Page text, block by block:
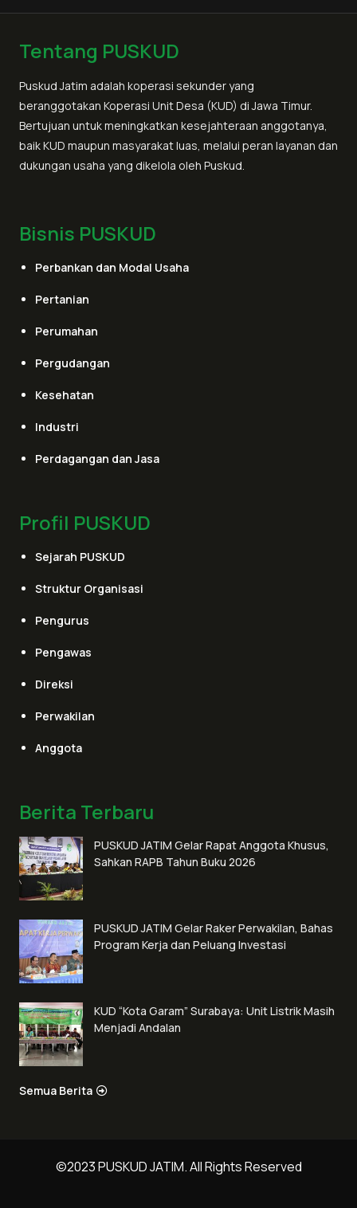
Tentang PUSKUD
Puskud Jatim adalah koperasi sekunder yang
beranggotakan Koperasi Unit Desa (KUD) di Jawa Timur.
Bertujuan untuk meningkatkan kesejahteraan anggotanya,
baik KUD maupun masyarakat luas, melalui peran layanan dan
dukungan usaha yang dikelola oleh Puskud.
Bisnis PUSKUD
Perbankan dan Modal Usaha
Pertanian
Perumahan
Pergudangan
Kesehatan
Industri
Perdagangan dan Jasa
Profil PUSKUD
Sejarah PUSKUD
Struktur Organisasi
Pengurus
Pengawas
Direksi
Perwakilan
Anggota
Berita Terbaru
PUSKUD JATIM Gelar Rapat Anggota Khusus,
Sahkan RAPB Tahun Buku 2026
PUSKUD JATIM Gelar Raker Perwakilan, Bahas
Program Kerja dan Peluang Investasi
KUD “Kota Garam” Surabaya: Unit Listrik Masih
Menjadi Andalan
Semua Berita
©2023 PUSKUD JATIM. All Rights Reserved